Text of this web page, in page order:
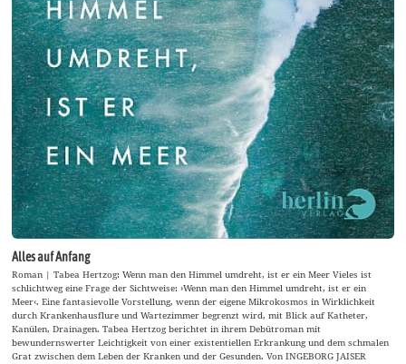
Alles auf Anfang
Roman | Tabea Hertzog: Wenn man den Himmel umdreht, ist er ein Meer Vieles ist
schlichtweg eine Frage der Sichtweise: ›Wenn man den Himmel umdreht, ist er ein
Meer‹. Eine fantasievolle Vorstellung, wenn der eigene Mikrokosmos in Wirklichkeit
durch Krankenhausflure und Wartezimmer begrenzt wird, mit Blick auf Katheter,
Kanülen, Drainagen. Tabea Hertzog berichtet in ihrem Debütroman mit
bewundernswerter Leichtigkeit von einer existentiellen Erkrankung und dem schmalen
Grat zwischen dem Leben der Kranken und der Gesunden. Von INGEBORG JAISER